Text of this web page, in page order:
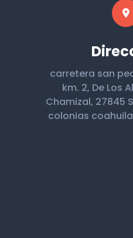
carretera san
km. 2, De Los
Chamizal, 27845
colonias